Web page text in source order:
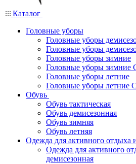
Каталог
Головные уборы
Головные уборы
Головные уборы
Головные уборы зимние
Головные уборы зимние
Головные уборы летние
Головные уборы летние
Обувь
Обувь тактическая
Обувь демисезонная
Обувь зимняя
Обувь летняя
Одежда для активного отдыха
Одежда для активного
демисезонная